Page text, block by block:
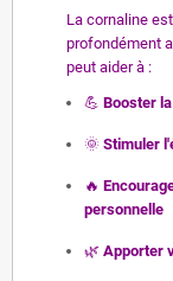
La cornaline
profondément
peut aider à :
💪 Booster
🌞 Stimuler
🔥
personnelle
🌿 Apporter